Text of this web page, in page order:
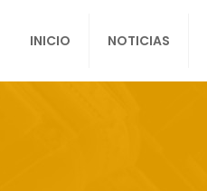
INICIO NOTICIAS